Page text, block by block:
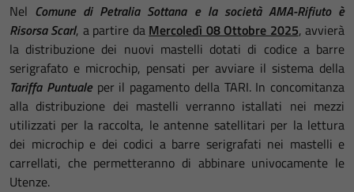
Nel Comune di Petralia Sottana e la società AMA-Rifiuto è
Risorsa Scarl, a partire da Mercoledì 08 Ottobre 2025, avvierà
la distribuzione dei nuovi mastelli dotati di codice a barre
serigrafato e microchip, pensati per avviare il sistema della
Tariffa Puntualeper il pagamento della TARI. In concomitanza
alla distribuzione dei mastelli verranno istallati nei mezzi
utilizzati per la raccolta, le antenne satellitari per la lettura
dei microchip e dei codici a barre serigrafati nei mastelli e
carrellati, che permetteranno di abbinare univocamente le
Utenze.